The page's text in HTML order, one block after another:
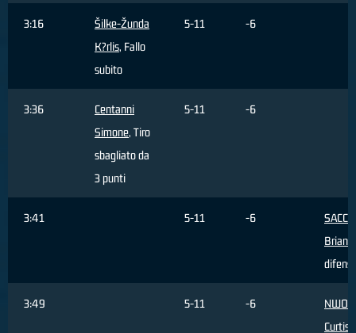
3:16
Šilke-Žunda
K?rlis, Fallo
subito
5-11 -6
3:36
Centanni
Simone, Tiro
sbagliato da
3 punti
5-11 -6
3:41 5-11 -6
Brian
3:49 5-11 -6
Curtis